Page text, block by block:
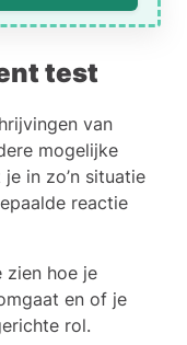
test
van
mogelijke
in zo’n situatie
reactie
zien hoe je
en of je
rol.